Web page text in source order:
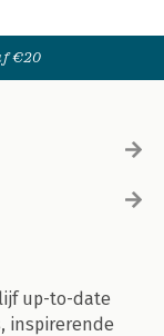
€20
up-to-date
inspirerende